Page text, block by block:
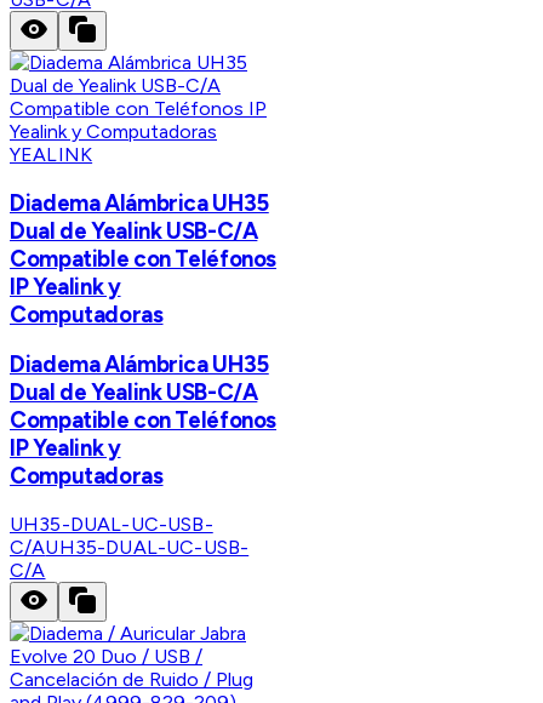
YEALINK
Diadema Alámbrica UH35
Dual de Yealink USB-C/A
Compatible con Teléfonos
IP Yealink y
Computadoras
Diadema Alámbrica UH35
Dual de Yealink USB-C/A
Compatible con Teléfonos
IP Yealink y
Computadoras
UH35-DUAL-UC-USB-
C/AUH35-DUAL-UC-USB-
C/A